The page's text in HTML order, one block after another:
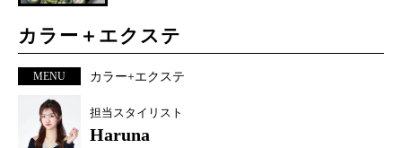
カラー＋エクステ
MENU カラー+エクステ
担当スタイリスト
Haruna